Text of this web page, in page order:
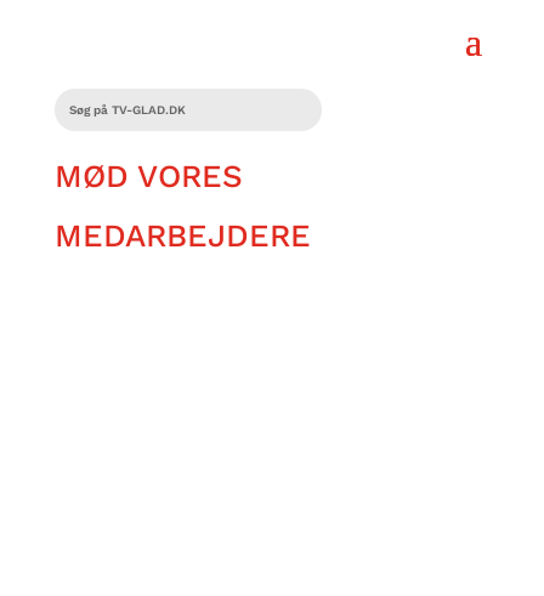
MØD VORES
MEDARBEJDERE